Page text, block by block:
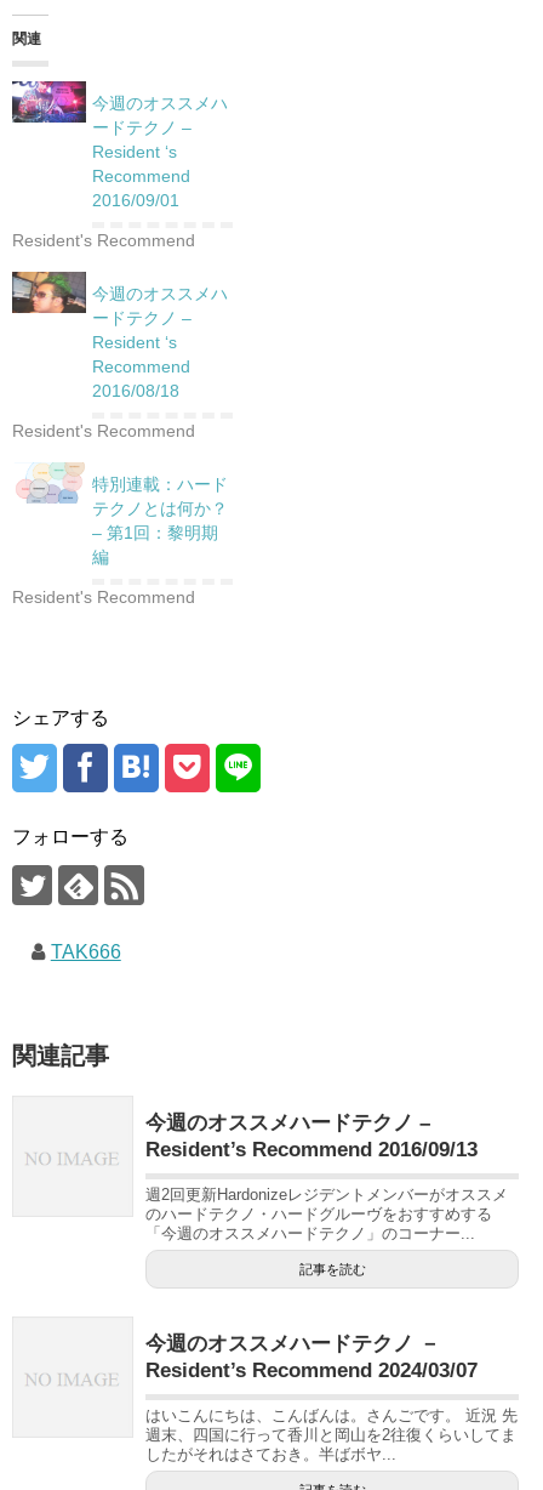
関連
今週のオススメハ
ードテクノ –
Resident ‘s
Recommend
2016/09/01
Resident's Recommend
今週のオススメハ
ードテクノ –
Resident ‘s
Recommend
2016/08/18
Resident's Recommend
特別連載：ハード
テクノとは何か？
– 第1回：黎明期
編
Resident's Recommend
シェアする
フォローする
TAK666
関連記事
今週のオススメハードテクノ –
Resident’s Recommend 2016/09/13
週2回更新Hardonizeレジデントメンバーがオススメ
のハードテクノ・ハードグルーヴをおすすめする
「今週のオススメハードテクノ」のコーナー...
記事を読む
今週のオススメハードテクノ －
Resident’s Recommend 2024/03/07
はいこんにちは、こんばんは。さんごです。 近況 先
週末、四国に行って香川と岡山を2往復くらいしてま
したがそれはさておき。半ばボヤ...